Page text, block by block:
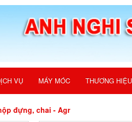
VỤ MÁY MÓC THƯƠNG HIỆU
đựng, chai - Agr